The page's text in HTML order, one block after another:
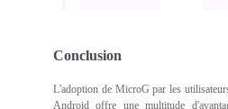
Conclusion
L'adoption de MicroG par les
Android offre une multitude